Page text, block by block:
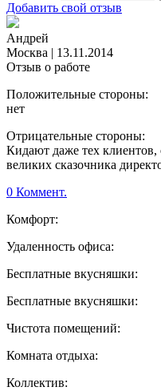
Добавить свой отзыв
Андрей
Москва | 13.11.2014
Отзыв о работе
Положительные стороны:
нет
Отрицательные стороны:
Кидают даже тех
великих сказочника
0 Коммент.
Комфорт:
Удаленность офиса:
Бесплатные вкусняшки:
Бесплатные вкусняшки:
Чистота помещений:
Комната отдыха:
Коллектив: